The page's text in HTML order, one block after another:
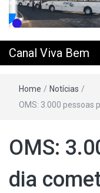
Canal Viva Bem
Home / Notícias /
OMS: 3.000 pessoas
OMS:
dia